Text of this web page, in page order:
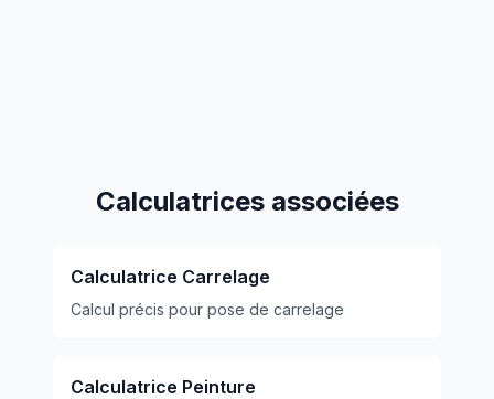
Calculatrices associées
Calculatrice Carrelage
Calcul précis pour pose de carrelage
Calculatrice Peinture